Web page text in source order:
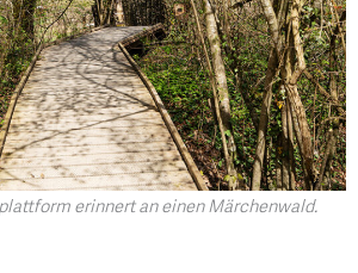
erinnert an einen Märchenwald.